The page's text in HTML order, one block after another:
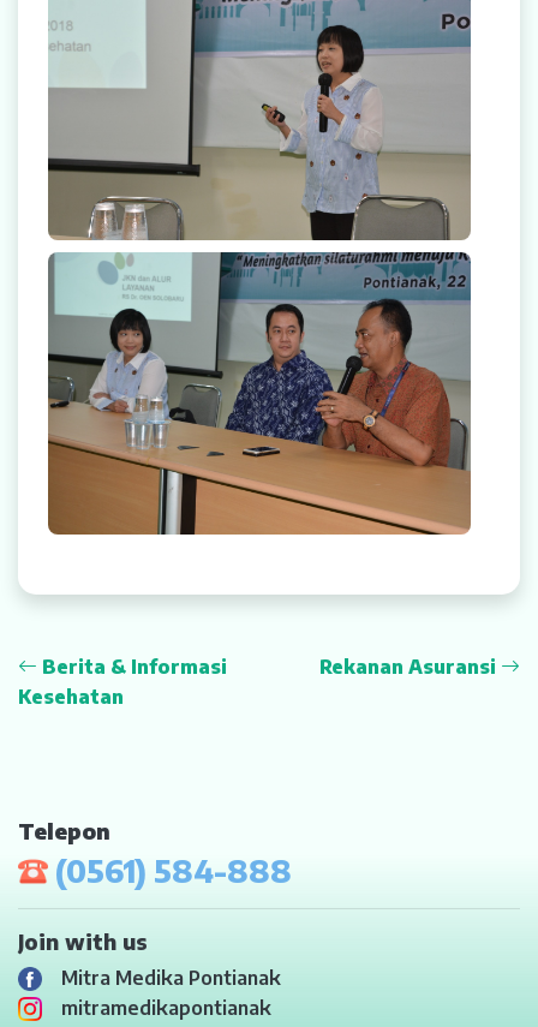
Karir
Berita & Informasi
Kesehatan
Rekanan Asuransi
Telepon
(0561) 584-888
Join with us
Mitra Medika Pontianak
mitramedikapontianak